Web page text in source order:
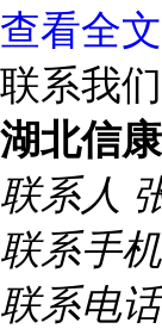
查看全
联系我们
湖北信
联系人
联系手机
联系电话